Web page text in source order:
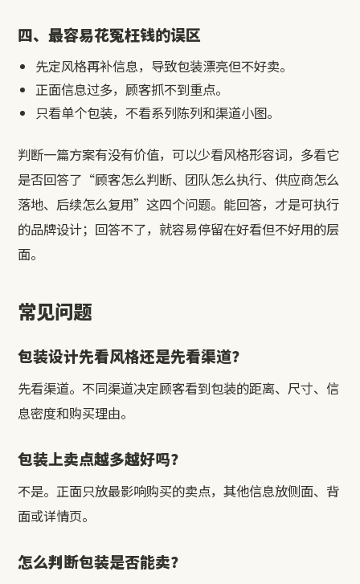
四、最容易花冤枉钱的误区
先定风格再补信息，导致包装漂亮但不好卖。
正面信息过多，顾客抓不到重点。
只看单个包装，不看系列陈列和渠道小图。
判断一篇方案有没有价值，可以少看风格形容词，多看它
是否回答了“顾客怎么判断、团队怎么执行、供应商怎么
落地、后续怎么复用”这四个问题。能回答，才是可执行
的品牌设计；回答不了，就容易停留在好看但不好用的层
面。
常见问题
包装设计先看风格还是先看渠道？
先看渠道。不同渠道决定顾客看到包装的距离、尺寸、信
息密度和购买理由。
包装上卖点越多越好吗？
不是。正面只放最影响购买的卖点，其他信息放侧面、背
面或详情页。
怎么判断包装是否能卖？